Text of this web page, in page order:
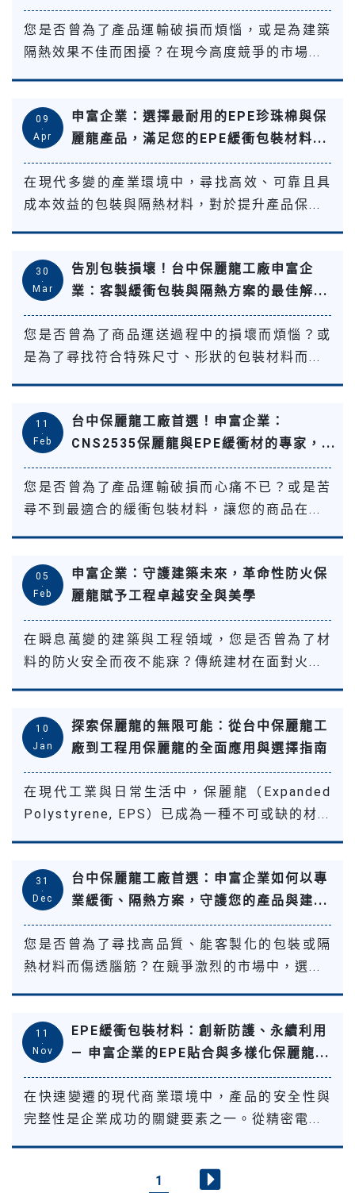
您是否曾為了產品運輸破損而煩惱，或是為建築
隔熱效果不佳而困擾？在現今高度競爭的市場...
09
.
Apr
申富企業：選擇最耐用的EPE珍珠棉與保
麗龍產品，滿足您的EPE緩衝包裝材料...
在現代多變的產業環境中，尋找高效、可靠且具
成本效益的包裝與隔熱材料，對於提升產品保...
30
.
Mar
告別包裝損壞！台中保麗龍工廠申富企
業：客製緩衝包裝與隔熱方案的最佳解...
您是否曾為了商品運送過程中的損壞而煩惱？或
是為了尋找符合特殊尺寸、形狀的包裝材料而...
11
.
Feb
台中保麗龍工廠首選！申富企業：
CNS2535保麗龍與EPE緩衝材的專家，...
您是否曾為了產品運輸破損而心痛不已？或是苦
尋不到最適合的緩衝包裝材料，讓您的商品在...
05
.
Feb
申富企業：守護建築未來，革命性防火保
麗龍賦予工程卓越安全與美學
在瞬息萬變的建築與工程領域，您是否曾為了材
料的防火安全而夜不能寐？傳統建材在面對火...
10
.
Jan
探索保麗龍的無限可能：從台中保麗龍工
廠到工程用保麗龍的全面應用與選擇指南
在現代工業與日常生活中，保麗龍（Expanded
Polystyrene, EPS）已成為一種不可或缺的材...
31
.
Dec
台中保麗龍工廠首選：申富企業如何以專
業緩衝、隔熱方案，守護您的產品與建...
您是否曾為了尋找高品質、能客製化的包裝或隔
熱材料而傷透腦筋？在競爭激烈的市場中，選...
11
.
Nov
EPE緩衝包裝材料：創新防護、永續利用
— 申富企業的EPE貼合與多樣化保麗龍...
在快速變遷的現代商業環境中，產品的安全性與
完整性是企業成功的關鍵要素之一。從精密電...
1